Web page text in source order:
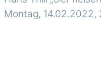
Montag, 14.02.2022,